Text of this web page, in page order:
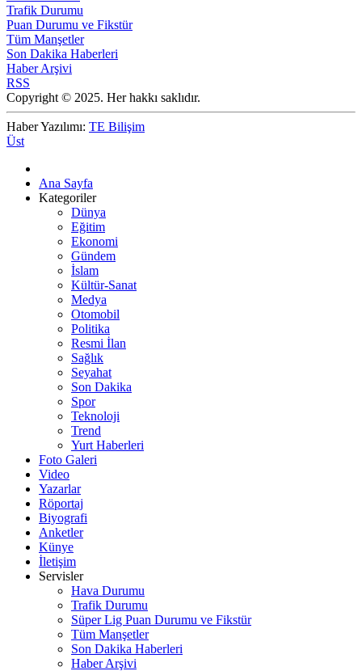
Trafik Durumu
Puan Durumu ve Fikstür
Tüm Manşetler
Son Dakika Haberleri
Haber Arşivi
RSS
Copyright © 2025. Her hakkı saklıdır.
Haber Yazılımı: TE Bilişim
Üst
Ana Sayfa
Kategoriler
Dünya
Eğitim
Ekonomi
Gündem
İslam
Kültür-Sanat
Medya
Otomobil
Politika
Resmi İlan
Sağlık
Seyahat
Son Dakika
Spor
Teknoloji
Trend
Yurt Haberleri
Foto Galeri
Video
Yazarlar
Röportaj
Biyografi
Anketler
Künye
İletişim
Servisler
Hava Durumu
Trafik Durumu
Süper Lig Puan Durumu ve Fikstür
Tüm Manşetler
Son Dakika Haberleri
Haber Arşivi